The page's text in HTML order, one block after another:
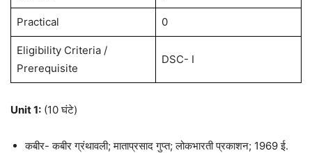
Practical 0
Eligibility Criteria /
Prerequisite
DSC- I
Unit 1: (10 घंटे)
कबीर- कबीर ग्रंथावली; माताप्रसाद गुप्त; लोकभारती प्रकाशन; 1969 ई.